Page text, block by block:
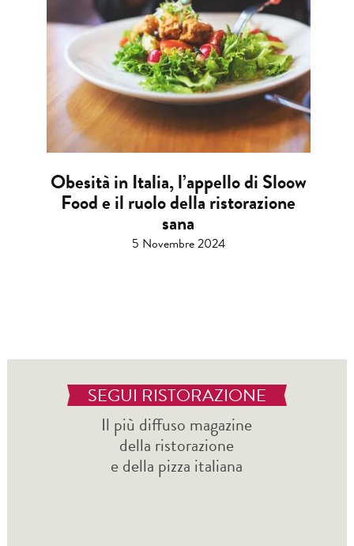
Obesità in Italia, l’appello di Sloow
Food e il ruolo della ristorazione
sana
5 Novembre 2024
SEGUI RISTORAZIONE
Il più diffuso magazine
della ristorazione
e della pizza italiana